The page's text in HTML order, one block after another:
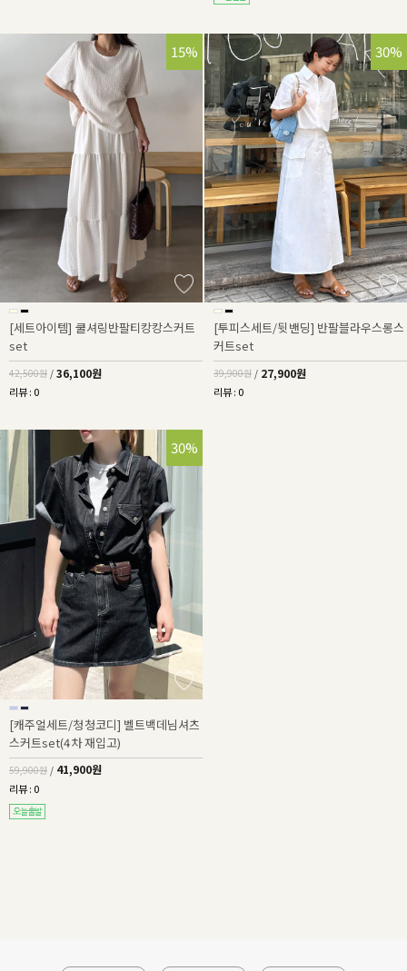
15%
[세트아이템] 쿨셔링반팔티캉캉스커트
set
42,500원 / 36,100원
리뷰 : 0
30%
[투피스세트/뒷밴딩] 반팔블라우스롱스
커트set
39,900원 / 27,900원
리뷰 : 0
30%
[캐주얼세트/청청코디] 벨트백데님셔츠
스커트set(4차 재입고)
59,900원 / 41,900원
리뷰 : 0